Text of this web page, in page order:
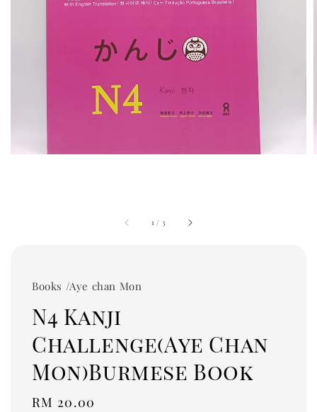
1 / 3
Books /Aye chan Mon
N4 Kanji
Challenge(Aye Chan
Mon)Burmese Book
Regular
RM 20.00